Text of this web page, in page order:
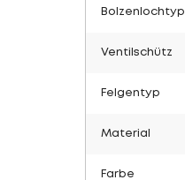
Bolzenlochtyp
Ventilschütz
Felgentyp
Material
Farbe